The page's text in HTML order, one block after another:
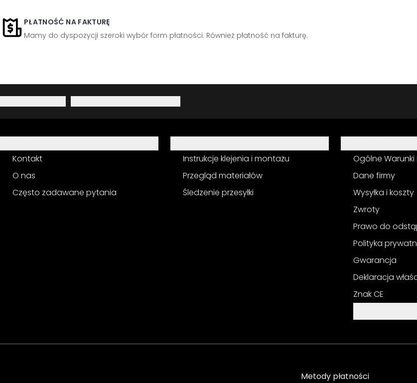
PŁATNOŚĆ NA FAKTURĘ
Mamy do dyspozycji szeroki wybór form płatności. Również płatność na fakturę.
·
Kontakt
O nas
Często zadawane pytania
Instrukcje klejenia i montażu
Przegląd materiałów
Śledzenie przesyłki
Ogólne
Dane firmy
Wysyłka i koszty
Zwroty
Prawo do
Polityka
Gwarancja
Deklaracja
Znak CE
Metody płatności